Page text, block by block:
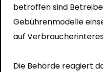
betroffen sind
Gebührenmodelle
auf
Die Behörde reagiert